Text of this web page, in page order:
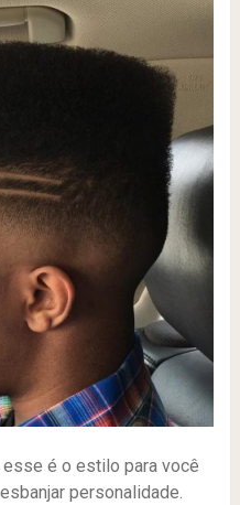
esse é o estilo para você
personalidade.